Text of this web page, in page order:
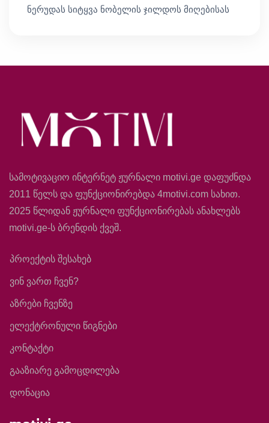
ნერუდას სიტყვა ნობელის ჯილდოს მიღებისას
სამოტივაციო ინტერნეტ ჟურნალი motivi.ge დაფუძნდა
2011 წელს და ფუნქციონირებდა 4motivi.com სახით.
2025 წლიდან ჟურნალი ფუნქციონირებას ანახლებს
motivi.ge-ს ბრენდის ქვეშ.
პროექტის შესახებ
ვინ ვართ ჩვენ?
აზრები ჩვენზე
ელექტრონული წიგნები
კონტაქტი
გააზიარე გამოცდილება
დონაცია